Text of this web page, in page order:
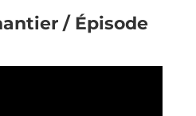
/ Épisode